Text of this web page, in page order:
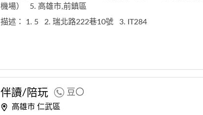
機場）
5. 高雄市,前鎮區
描述： 1. 5 2. 瑞北路222巷10號 3. IT284
伴讀/陪玩 豆〇
高雄市 仁武區